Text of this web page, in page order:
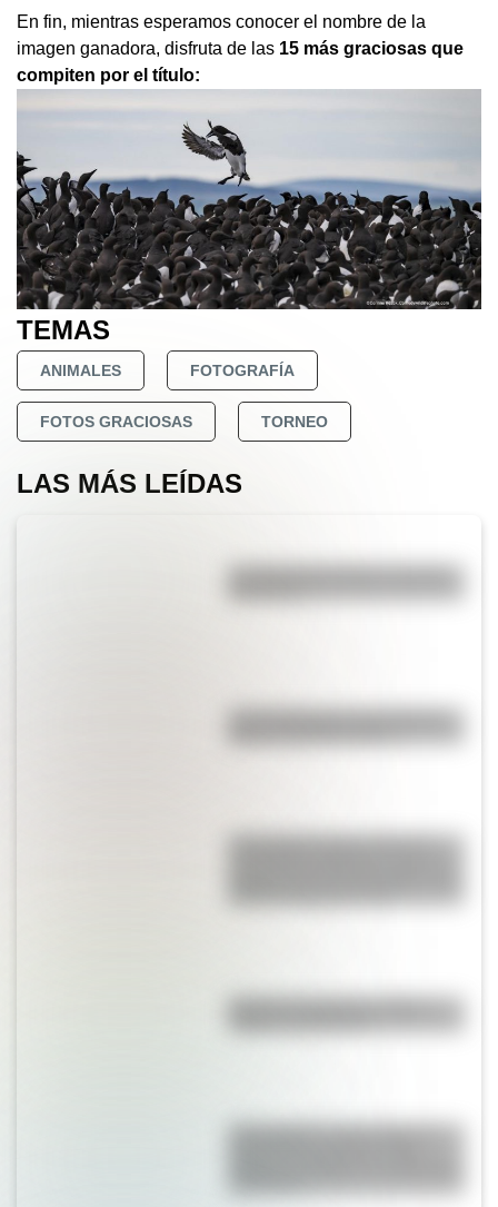
En fin, mientras esperamos conocer el nombre de la
imagen ganadora, disfruta de las 15 más graciosas que
compiten por el título:
TEMAS
ANIMALES FOTOGRAFÍA
FOTOS GRACIOSAS TORNEO
LAS MÁS LEÍDAS
La vida de San Martín contada
Las 12 máximas de San Martín
17 de agosto para docentes:
primer y segundo ciclo
Bandera de Bolivia: historia,
17 de agosto: cómo hacer el